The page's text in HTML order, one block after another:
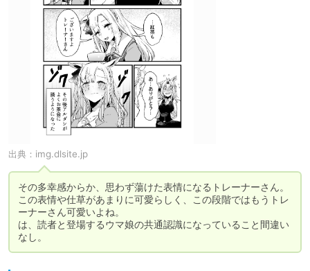
出典： img.dlsite.jp
その多幸感からか、思わず蕩けた表情になるトレーナーさん。
この表情や仕草があまりに可愛らしく、この段階ではもうトレ
ーナーさん可愛いよね。
は、読者と登場するウマ娘の共通認識になっていること間違い
なし。